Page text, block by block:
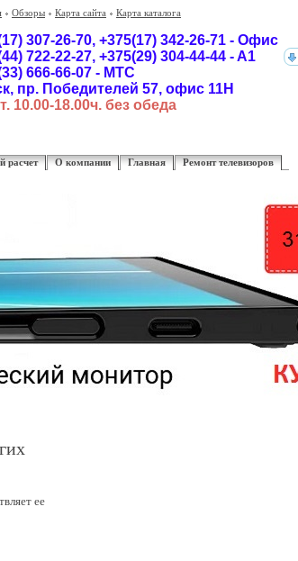
Обзоры Карта сайта Карта каталога
307-26-70, +375(17) 342-26-71 - Офис
722-22-27, +375(29) 304-44-44 - A1
666-66-07 - MTC
пр. Победителей 57, офис 11Н
10.00-18.00ч. без обеда
расчет О компании Главная Ремонт телевизоров
ее